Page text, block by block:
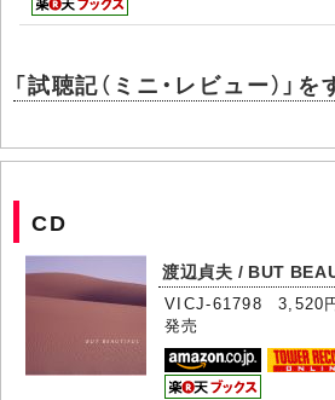
「試聴記（ミニ・レビュー）」
CD
渡辺貞夫 / BUT
VICJ-61798 3,520円
発売